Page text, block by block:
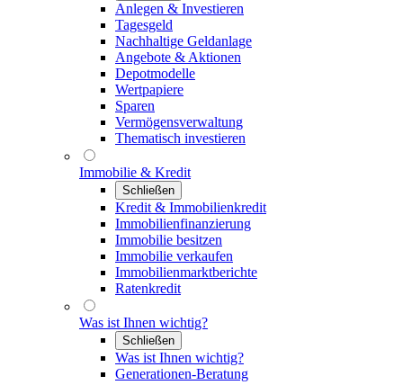
Anlegen & Investieren
Tagesgeld
Nachhaltige Geldanlage
Angebote & Aktionen
Depotmodelle
Wertpapiere
Sparen
Vermögensverwaltung
Thematisch investieren
Immobilie & Kredit
Schließen
Kredit & Immobilienkredit
Immobilienfinanzierung
Immobilie besitzen
Immobilie verkaufen
Immobilienmarktberichte
Ratenkredit
Was ist Ihnen wichtig?
Schließen
Was ist Ihnen wichtig?
Generationen-Beratung